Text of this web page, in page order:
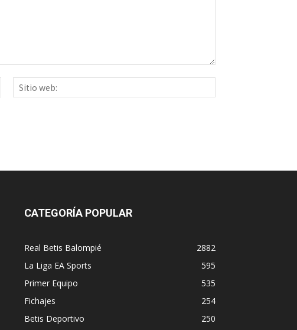
Correo
electrónico:*
web:
CATEGORÍA POPULAR
Real Betis Balompié
2882
La Liga EA Sports
595
Primer Equipo
535
Fichajes
254
Betis Deportivo
250